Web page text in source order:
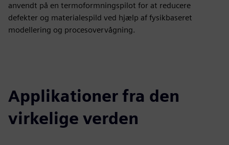
anvendt på en termoformningspilot for at reducere
defekter og materialespild ved hjælp af fysikbaseret
modellering og procesovervågning.
Applikationer fra den
virkelige verden